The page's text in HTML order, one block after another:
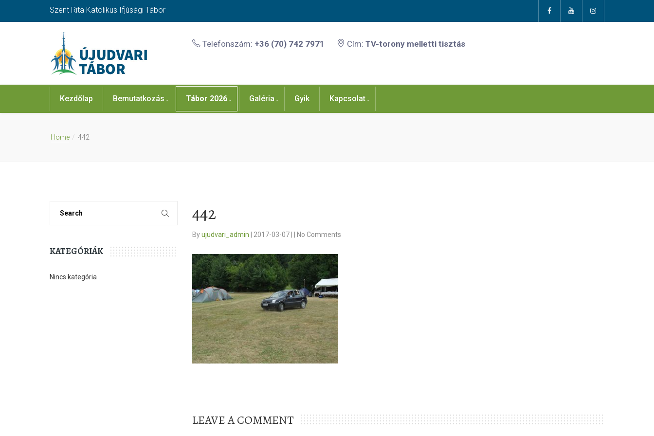
Szent Rita Katolikus Ifjúsági Tábor
Telefonszám: +36 (70) 742 7971 Cím: TV-torony melletti tisztás
Kezdőlap Bemutatkozás Tábor 2026 Galéria Gyik Kapcsolat
Home 442
KATEGÓRIÁK
Nincs kategória
442
Byujudvari_admin 2017-03-07 No Comments
LEAVE A COMMENT